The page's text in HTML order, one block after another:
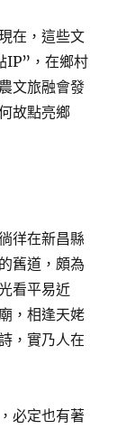
在，這些文
IP”，在鄉村
文旅融會發
故點亮鄉
徉在新昌縣
舊道，頗為
看平易近
，相逢天姥
，實乃人在
必定也有著